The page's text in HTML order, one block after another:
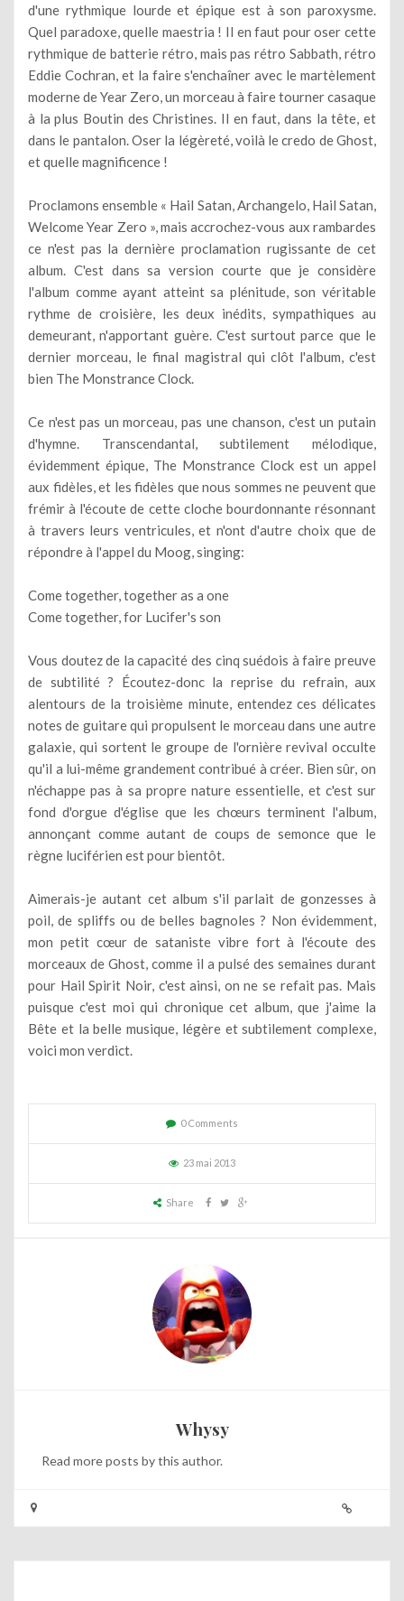
d'une rythmique lourde et épique est à son paroxysme.
Quel paradoxe, quelle maestria ! Il en faut pour oser cette
rythmique de batterie rétro, mais pas rétro Sabbath, rétro
Eddie Cochran, et la faire s'enchaîner avec le martèlement
moderne de Year Zero, un morceau à faire tourner casaque
à la plus Boutin des Christines. Il en faut, dans la tête, et
dans le pantalon. Oser la légèreté, voilà le credo de Ghost,
et quelle magnificence !
Proclamons ensemble « Hail Satan, Archangelo, Hail Satan,
Welcome Year Zero », mais accrochez-vous aux rambardes
ce n'est pas la dernière proclamation rugissante de cet
album. C'est dans sa version courte que je considère
l'album comme ayant atteint sa plénitude, son véritable
rythme de croisière, les deux inédits, sympathiques au
demeurant, n'apportant guère. C'est surtout parce que le
dernier morceau, le final magistral qui clôt l'album, c'est
bien The Monstrance Clock.
Ce n'est pas un morceau, pas une chanson, c'est un putain
d'hymne. Transcendantal, subtilement mélodique,
évidemment épique, The Monstrance Clock est un appel
aux fidèles, et les fidèles que nous sommes ne peuvent que
frémir à l'écoute de cette cloche bourdonnante résonnant
à travers leurs ventricules, et n'ont d'autre choix que de
répondre à l'appel du Moog, singing:
Come together, together as a one
Come together, for Lucifer's son
Vous doutez de la capacité des cinq suédois à faire preuve
de subtilité ? Écoutez-donc la reprise du refrain, aux
alentours de la troisième minute, entendez ces délicates
notes de guitare qui propulsent le morceau dans une autre
galaxie, qui sortent le groupe de l'ornière revival occulte
qu'il a lui-même grandement contribué à créer. Bien sûr, on
n'échappe pas à sa propre nature essentielle, et c'est sur
fond d'orgue d'église que les chœurs terminent l'album,
annonçant comme autant de coups de semonce que le
règne luciférien est pour bientôt.
Aimerais-je autant cet album s'il parlait de gonzesses à
poil, de spliffs ou de belles bagnoles ? Non évidemment,
mon petit cœur de sataniste vibre fort à l'écoute des
morceaux de Ghost, comme il a pulsé des semaines durant
pour Hail Spirit Noir, c'est ainsi, on ne se refait pas. Mais
puisque c'est moi qui chronique cet album, que j'aime la
Bête et la belle musique, légère et subtilement complexe,
voici mon verdict.
0 Comments
23 mai 2013
Share
Whysy
Read more posts by this author.